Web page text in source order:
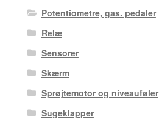
Potentiometre, gas. pedaler
Relæ
Sensorer
Skærm
Sprøjtemotor og niveauføler
Sugeklapper